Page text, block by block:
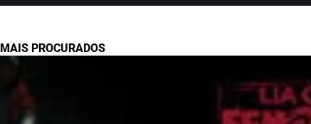
MAIS PROCURADOS